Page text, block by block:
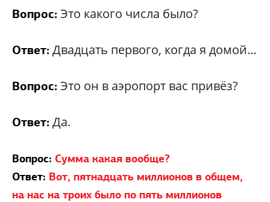
Вопрос:Это какого числа было?
Ответ:Двадцать первого, когда я домой…
Вопрос:Это он в аэропорт вас привёз?
Ответ:Да.
Вопрос: Сумма какая вообще?
Ответ: Вот, пятнадцать миллионов в общем,
на нас на троих было по пять миллионов